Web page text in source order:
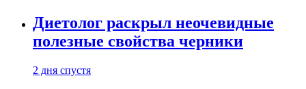
Диетолог раскрыл неочевидные
полезные свойства черники
2 дня спустя